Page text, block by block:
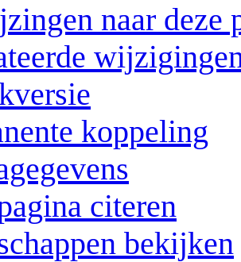
naar deze
koppeling
citeren
bekijken